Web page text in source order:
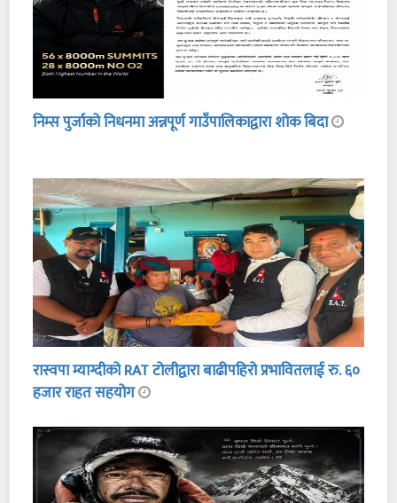
निम्स पुर्जाको निधनमा अन्नपूर्ण गाउँपालिकाद्वारा शोक बिदा
रास्वपा म्याग्दीको RAT टोलीद्वारा बाढीपहिरो प्रभावितलाई रु. ६०
हजार राहत सहयोग